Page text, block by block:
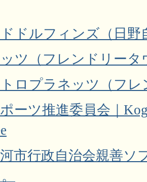
ドルフィンズ（日野
ツ（フレンドリータ
ロプラネッツ（フ
ーツ推進委員会｜
市行政自治会親善ソ